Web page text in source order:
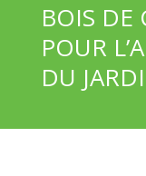
BOIS DE
POUR
DU